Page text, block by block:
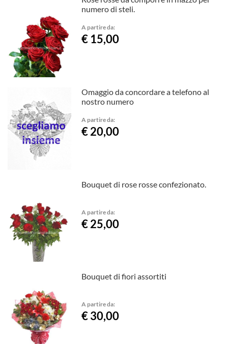
numero di steli.
A partire da:
€ 15,00
Omaggio da concordare a telefono al
nostro numero
A partire da:
€ 20,00
Bouquet di rose rosse confezionato.
A partire da:
€ 25,00
Bouquet di fiori assortiti
A partire da:
€ 30,00